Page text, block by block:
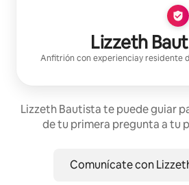
Lizzeth
Anfitrión con experienciay residente
Lizzeth Bautista te puede guiar
de tu primera pregunta a tu
Comunícate con